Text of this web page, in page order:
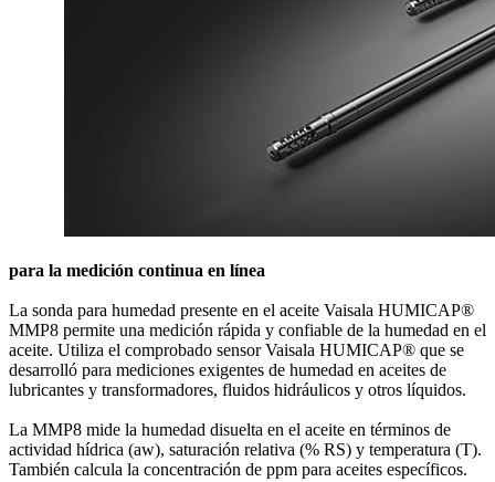
para la medición continua en línea​
La sonda para humedad presente en el aceite Vaisala HUMICAP®
MMP8 permite una medición rápida y confiable de la humedad en el
aceite. Utiliza el comprobado sensor Vaisala HUMICAP® que se
desarrolló para mediciones exigentes de humedad en aceites de
lubricantes y transformadores, fluidos hidráulicos y otros líquidos.
La MMP8 mide la humedad disuelta en el aceite en términos de
actividad hídrica (aw), saturación relativa (% RS) y temperatura (T).
También calcula la concentración de ppm para aceites específicos.